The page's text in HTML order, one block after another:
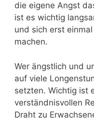
die eigene Angst
ist es wichtig
und sich erst
machen.
Wer ängstlich und
auf viele
setzten. Wichtig ist
verständnisvollen
Draht zu